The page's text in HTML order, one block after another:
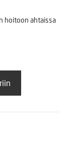
hoitoon ahtaissa